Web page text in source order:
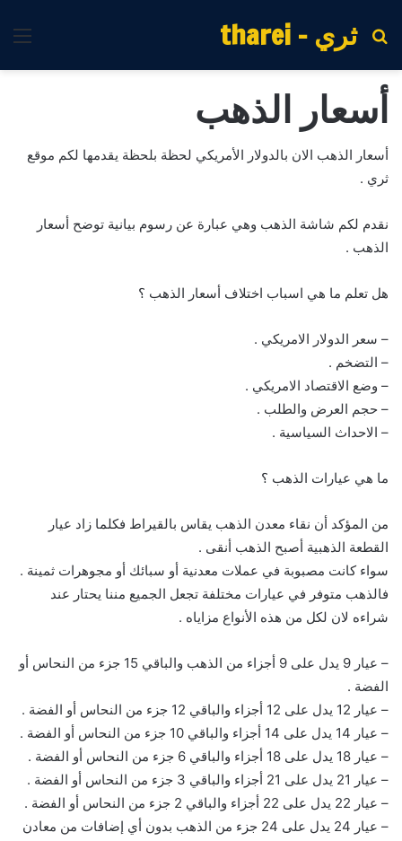
ثري - tharei
بحث
أسعار الذهب
أسعار الذهب الان بالدولار الأمريكي لحظة بلحظة يقدمها لكم موقع
ثري .
نقدم لكم شاشة الذهب وهي عبارة عن رسوم بيانية توضح أسعار
الذهب .
هل تعلم ما هي اسباب اختلاف أسعار الذهب ؟
– سعر الدولار الامريكي .
– التضخم .
– وضع الاقتصاد الامريكي .
– حجم العرض والطلب .
– الاحداث السياسية .
ما هي عيارات الذهب ؟
من المؤكد أن نقاء معدن الذهب يقاس بالقيراط فكلما زاد عيار
القطعة الذهبية أصبح الذهب أنقى .
سواء كانت مصبوبة في عملات معدنية أو سبائك أو مجوهرات ثمينة .
فالذهب متوفر في عيارات مختلفة تجعل الجميع مننا يحتار عند
شراءه لان لكل من هذه الأنواع مزاياه .
– عيار 9 يدل على 9 أجزاء من الذهب والباقي 15 جزء من النحاس أو
الفضة .
– عيار 12 يدل على 12 أجزاء والباقي 12 جزء من النحاس أو الفضة .
– عيار 14 يدل على 14 أجزاء والباقي 10 جزء من النحاس أو الفضة .
– عيار 18 يدل على 18 أجزاء والباقي 6 جزء من النحاس أو الفضة .
– عيار 21 يدل على 21 أجزاء والباقي 3 جزء من النحاس أو الفضة .
– عيار 22 يدل على 22 أجزاء والباقي 2 جزء من النحاس أو الفضة .
– عيار 24 يدل على 24 جزء من الذهب بدون أي إضافات من معادن